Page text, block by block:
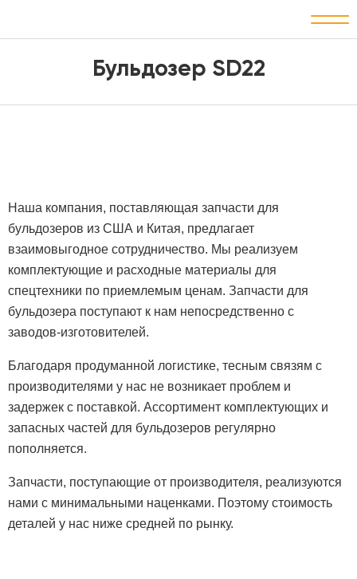
Бульдозер SD22
Наша компания, поставляющая запчасти для
бульдозеров из США и Китая, предлагает
взаимовыгодное сотрудничество. Мы реализуем
комплектующие и расходные материалы для
спецтехники по приемлемым ценам. Запчасти для
бульдозера поступают к нам непосредственно с
заводов-изготовителей.
Благодаря продуманной логистике, тесным связям с
производителями у нас не возникает проблем и
задержек с поставкой. Ассортимент комплектующих и
запасных частей для бульдозеров регулярно
пополняется.
Запчасти, поступающие от производителя, реализуются
нами с минимальными наценками. Поэтому стоимость
деталей у нас ниже средней по рынку.